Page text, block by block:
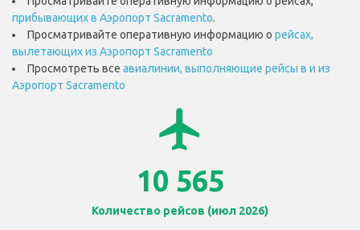
прибывающих в Аэропорт Sacramento.
Просматривайте оперативную информацию о рейсах,
вылетающих из Аэропорт Sacramento
Просмотреть все авиалинии, выполняющие рейсы в и из
Аэропорт Sacramento
airplanemode_active
10 565
Количество рейсов (июл 2026)